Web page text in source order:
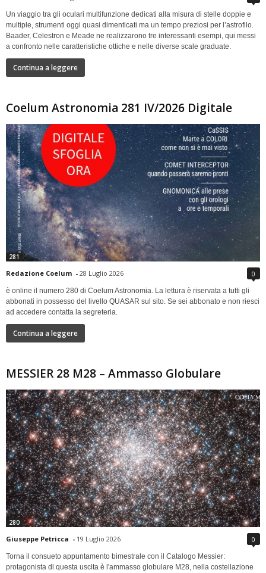
Un viaggio tra gli oculari multifunzione dedicati alla misura di stelle doppie e
multiple, strumenti oggi quasi dimenticati ma un tempo preziosi per l’astrofilo.
Baader, Celestron e Meade ne realizzarono tre interessanti esempi, qui messi
a confronto nelle caratteristiche ottiche e nelle diverse scale graduate.
Continua a leggere
Coelum Astronomia 281 IV/2026 Digitale
281
Redazione Coelum - 28 Luglio 2026 0
è online il numero 280 di Coelum Astronomia. La lettura è riservata a tutti gli
abbonati in possesso del livello QUASAR sul sito. Se sei abbonato e non riesci
ad accedere contatta la segreteria.
Continua a leggere
MESSIER 28 M28 – Ammasso Globulare
280
Giuseppe Petricca - 19 Luglio 2026 0
Torna il consueto appuntamento bimestrale con il Catalogo Messier:
protagonista di questa uscita è l'ammasso globulare M28, nella costellazione